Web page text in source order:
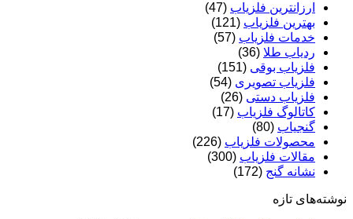
ارزانترین فلزیاب (47)
بهترین فلزیاب (121)
خدمات فلزیاب (57)
ردیاب طلا (36)
فلزیاب بوقی (151)
فلزیاب تصویری (54)
فلزیاب دستی (26)
کاتالوگ فلزیاب (17)
گنجیاب (80)
محصولات فلزیاب (226)
مقالات فلزیاب (300)
نشانه گنج (172)
نوشته‌های تازه